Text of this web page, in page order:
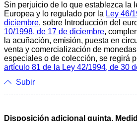
Sin perjuicio de lo que establezca la
Europea y lo regulado por la Ley 46/
diciembre, sobre Introducción del
10/1998, de 17 de diciembre,
la acuñación, emisión, puesta en
venta y comercialización de
especiales o de colección, se regirá
artículo 81 de la Ley 42/1994, de 30
Subir
Disposición adicional quinta.